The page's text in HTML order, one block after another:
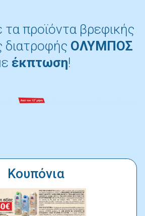
προϊόντα βρεφικής
διατροφής ΟΛΥΜΠΟΣ
έκπτωση!
Κουπόνια